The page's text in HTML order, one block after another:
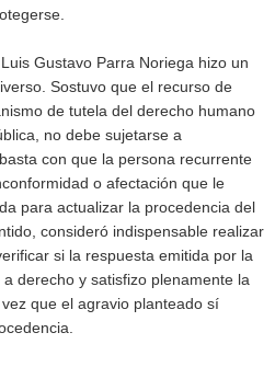
Gustavo Parra Noriega hizo un
Sostuvo que el recurso de
de tutela del derecho humano
no debe sujetarse a
con que la persona recurrente
o afectación que le
para actualizar la procedencia del
consideró indispensable realizar
si la respuesta emitida por la
derecho y satisfizo plenamente la
que el agravio planteado sí